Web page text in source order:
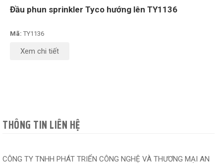
Đầu phun sprinkler Tyco hướng lên TY1136
Mã: TY1136
Xem chi tiết
THÔNG TIN LIÊN HỆ
CÔNG TY TNHH PHÁT TRIỂN CÔNG NGHỆ VÀ THƯƠNG MẠI AN